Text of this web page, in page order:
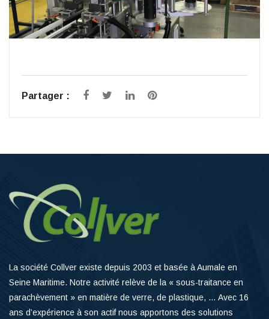
Partager :
La société Collver existe depuis 2003 et basée à Aumale en
Seine Maritime. Notre activité relève de la « sous-traitance en
parachèvement » en matière de verre, de plastique, … Avec 16
ans d’expérience à son actif nous apportons des solutions